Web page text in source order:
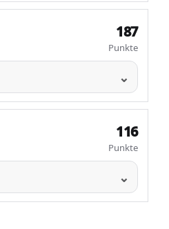
187
Punkte
116
Punkte